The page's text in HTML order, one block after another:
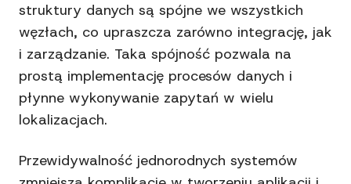
struktury danych są spójne we wszystkich
węzłach, co upraszcza zarówno integrację, jak
i zarządzanie. Taka spójność pozwala na
prostą implementację procesów danych i
płynne wykonywanie zapytań w wielu
lokalizacjach.
Przewidywalność jednorodnych systemów